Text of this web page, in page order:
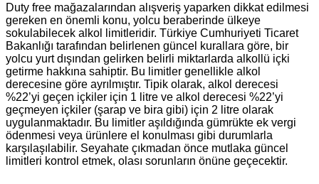
Duty free mağazalarından alışveriş yaparken dikkat edilmesi
gereken en önemli konu, yolcu beraberinde ülkeye
sokulabilecek alkol limitleridir. Türkiye Cumhuriyeti Ticaret
Bakanlığı tarafından belirlenen güncel kurallara göre, bir
yolcu yurt dışından gelirken belirli miktarlarda alkollü içki
getirme hakkına sahiptir. Bu limitler genellikle alkol
derecesine göre ayrılmıştır. Tipik olarak, alkol derecesi
%22’yi geçen içkiler için 1 litre ve alkol derecesi %22’yi
geçmeyen içkiler (şarap ve bira gibi) için 2 litre olarak
uygulanmaktadır. Bu limitler aşıldığında gümrükte ek vergi
ödenmesi veya ürünlere el konulması gibi durumlarla
karşılaşılabilir. Seyahate çıkmadan önce mutlaka güncel
limitleri kontrol etmek, olası sorunların önüne geçecektir.